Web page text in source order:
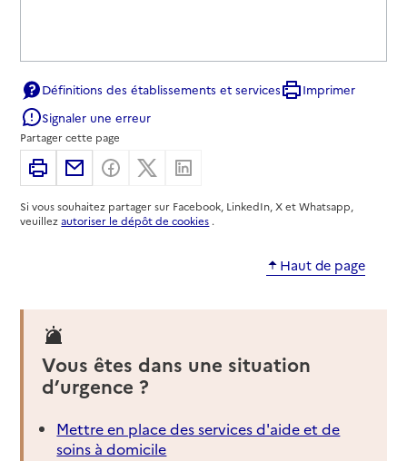
Définitions des établissements et services
Imprimer
Signaler une erreur
Partager cette page
ImprimerPartager par email
Partager sur Facebook
Partager sur X
Si vous souhaitez partager sur Facebook, LinkedIn, X et Whatsapp,
veuillezautoriser le dépôt de cookies .
Haut de page
Vous êtes dans une situation
d’urgence ?
Mettre en place des services d'aide et de
soins à domicile